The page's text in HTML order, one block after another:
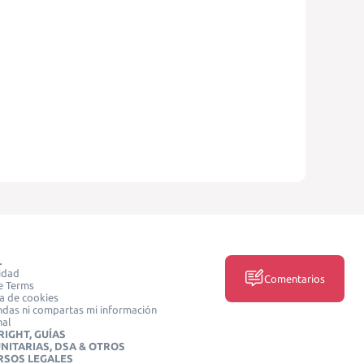
Terms
de cookies
ni compartas mi información
GUÍAS
DSA & OTROS
LEGALES
Comentarios